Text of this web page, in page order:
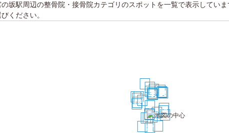
の坂駅周辺の整骨院・接骨院カテゴリのスポットを一覧で表示してい
ください。
1
2
3
4
5
6
7
8
9
10
11
12
13
14
15
16
17
18
19
20
21
22
23
24
25
26
27
29
30